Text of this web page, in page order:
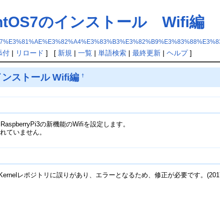
のインストール Wifi編
付| リロード ] [ 新規 | 一覧| 単語検索| 最終更新| ヘルプ]
ストール Wifi編 †
の新機能のWifiを設定します。
ていません。
レポジトリに誤りがあり、エラーとなるため、修正が必要です。